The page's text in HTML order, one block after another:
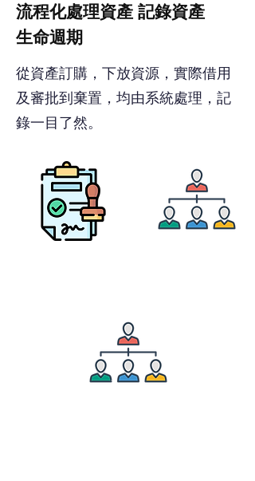
流程化處理資產 記錄資產
生命週期
從資產訂購，下放資源，實際借用
及審批到棄置，均由系統處理，記
錄一目了然。